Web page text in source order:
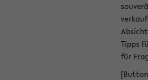
Tipps
für